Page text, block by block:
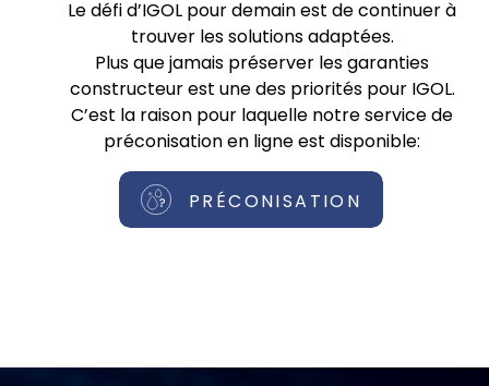
Le défi d’IGOL pour demain est de continuer à
trouver les solutions adaptées.
Plus que jamais préserver les garanties
constructeur est une des priorités pour IGOL.
C’est la raison pour laquelle notre service de
préconisation en ligne est disponible:
PRÉCONISATION